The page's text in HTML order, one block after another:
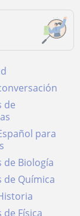
de Biología
de Química
de Física